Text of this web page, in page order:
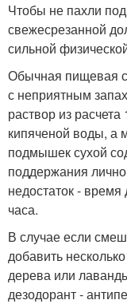
Чтобы не пахли
свежесрезанной
сильной
Обычная пищевая
с неприятным
раствор из
кипяченой воды, а
подмышек сухой
поддержания
недостаток - время
часа.
В случае если
добавить
дерева или
дезодорант -